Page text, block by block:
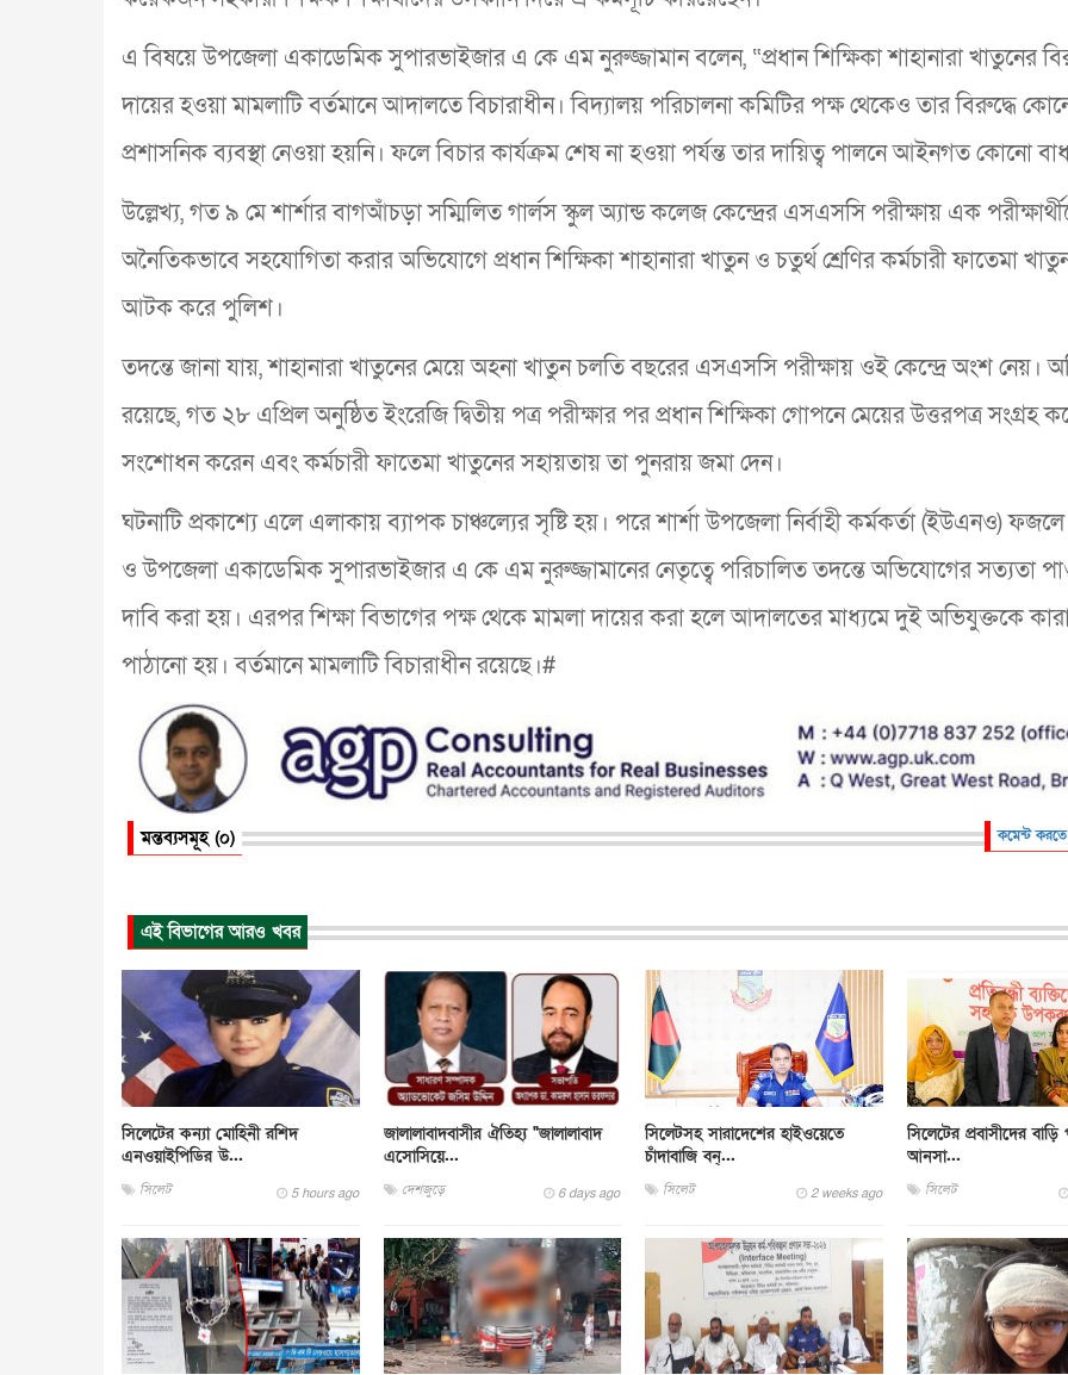
এ বিষয়ে উপজেলা একাডেমিক সুপারভাইজার এ কে এম নুরুজ্জামান বলেন, “প্রধান শিক্ষিকা শাহানারা খাতুনের
দায়ের হওয়া মামলাটি বর্তমানে আদালতে বিচারাধীন। বিদ্যালয় পরিচালনা কমিটির পক্ষ থেকেও তার বিরুদ্ধে
প্রশাসনিক ব্যবস্থা নেওয়া হয়নি। ফলে বিচার কার্যক্রম শেষ না হওয়া পর্যন্ত তার দায়িত্ব পালনে আইনগত কোনো
উল্লেখ্য, গত ৯ মে শার্শার বাগআঁচড়া সম্মিলিত গার্লস স্কুল অ্যান্ড কলেজ কেন্দ্রের এসএসসি পরীক্ষায় এক
অনৈতিকভাবে সহযোগিতা করার অভিযোগে প্রধান শিক্ষিকা শাহানারা খাতুন ও চতুর্থ শ্রেণির কর্মচারী ফাতেমা
আটক করে পুলিশ।
তদন্তে জানা যায়, শাহানারা খাতুনের মেয়ে অহনা খাতুন চলতি বছরের এসএসসি পরীক্ষায় ওই কেন্দ্রে অংশ নেয়।
রয়েছে, গত ২৮ এপ্রিল অনুষ্ঠিত ইংরেজি দ্বিতীয় পত্র পরীক্ষার পর প্রধান শিক্ষিকা গোপনে মেয়ের উত্তরপত্র সংগ্রহ
সংশোধন করেন এবং কর্মচারী ফাতেমা খাতুনের সহায়তায় তা পুনরায় জমা দেন।
ঘটনাটি প্রকাশ্যে এলে এলাকায় ব্যাপক চাঞ্চল্যের সৃষ্টি হয়। পরে শার্শা উপজেলা নির্বাহী কর্মকর্তা (ইউএনও)
ও উপজেলা একাডেমিক সুপারভাইজার এ কে এম নুরুজ্জামানের নেতৃত্বে পরিচালিত তদন্তে অভিযোগের সত্যতা
দাবি করা হয়। এরপর শিক্ষা বিভাগের পক্ষ থেকে মামলা দায়ের করা হলে আদালতের মাধ্যমে দুই অভিযুক্তকে
পাঠানো হয়। বর্তমানে মামলাটি বিচারাধীন রয়েছে।#
মন্তব্যসমূহ (০) কমেন্ট
এই বিভাগের আরও খবর
সিলেটের কন্যা মোহিনী রশিদ
এনওয়াইপিডির উ...
সিলেট 5 hours ago
জালালাবাদবাসীর ঐতিহ্য "জালালাবাদ
এসোসিয়ে...
দেশজুড়ে 6 days ago
সিলেটসহ সারাদেশের হাইওয়েতে
চাঁদাবাজি বন্...
সিলেট 2 weeks ago
সিলেটের প্রবাসীদের বাড়ি
আনসা...
সিলেট